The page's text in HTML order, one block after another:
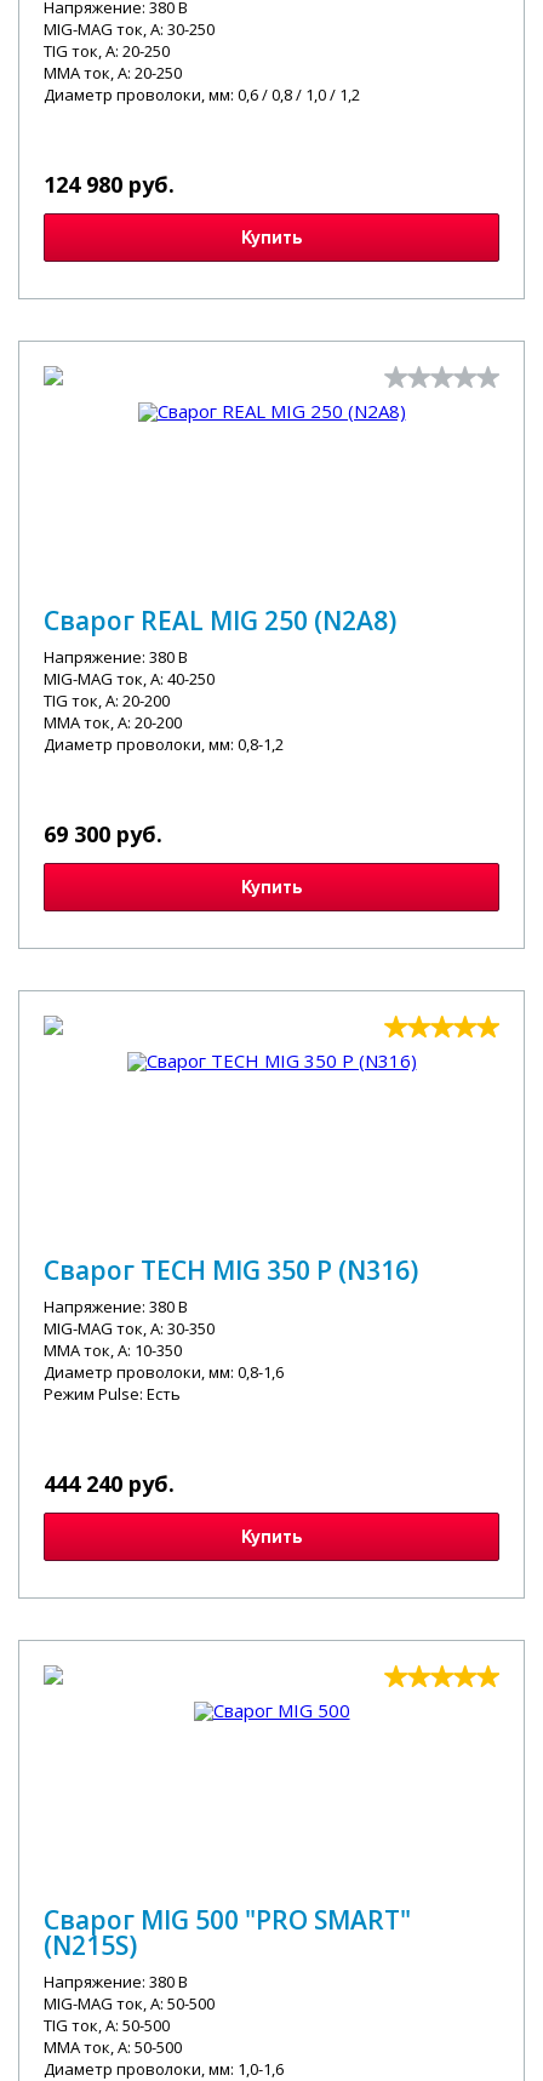
Напряжение: 380 В
MIG-MAG ток, А: 30-250
TIG ток, А: 20-250
MMA ток, А: 20-250
Диаметр проволоки, мм: 0,6 / 0,8 / 1,0 / 1,2
124 980 руб.
Купить
Сварог REAL MIG 250 (N2A8)
Напряжение: 380 В
MIG-MAG ток, А: 40-250
TIG ток, А: 20-200
MMA ток, А: 20-200
Диаметр проволоки, мм: 0,8-1,2
69 300 руб.
Купить
Сварог TECH MIG 350 P (N316)
Напряжение: 380 В
MIG-MAG ток, А: 30-350
MMA ток, А: 10-350
Диаметр проволоки, мм: 0,8-1,6
Режим Pulse: Есть
444 240 руб.
Купить
Сварог MIG 500 "PRO SMART"
(N215S)
Напряжение: 380 В
MIG-MAG ток, А: 50-500
TIG ток, А: 50-500
MMA ток, А: 50-500
Диаметр проволоки, мм: 1,0-1,6